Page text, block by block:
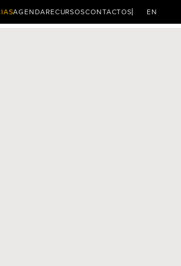
AGENDARECURSOSCONTACTOS EN